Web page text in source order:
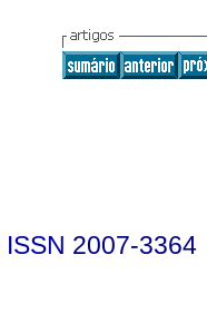
ISSN 2007-3364